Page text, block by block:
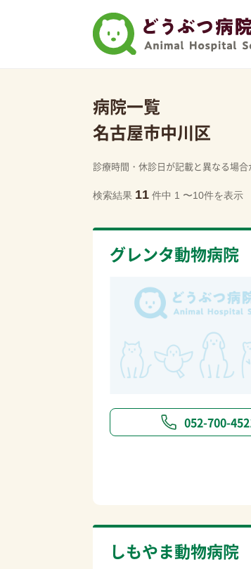
病院一覧
名古屋市中川区
診療時間・休診日が記載と異なる場
検索結果 11 件中 1 〜10件を表示
グレンタ動物病院
052-700-
しもやま動物病院